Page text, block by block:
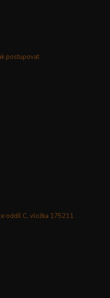
postupovat
oddíl C, vložka 175211